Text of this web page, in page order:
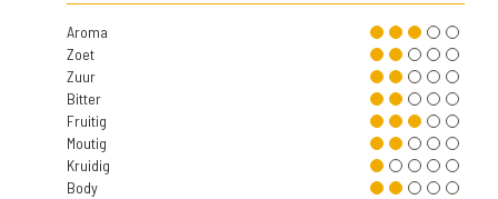
Aroma
Zoet
Zuur
Bitter
Fruitig
Moutig
Kruidig
Body